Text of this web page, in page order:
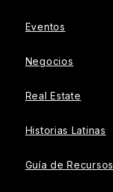
Eventos
Negocios
Real Estate
Historias Latinas
Guía de Recursos